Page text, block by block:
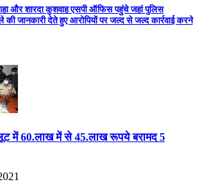
और शारदा कुशवाह एसपी ऑफिस पहुंचे जहां पुलिस
की जानकारी देते हुए आरोपियों पर जल्द से जल्द कार्रवाई करने
में 60.लाख में से 45.लाख रूपये बरामद 5